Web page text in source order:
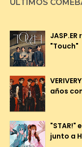
ÚLTIMOS
"Touch"
años
"STAR!"
junto a